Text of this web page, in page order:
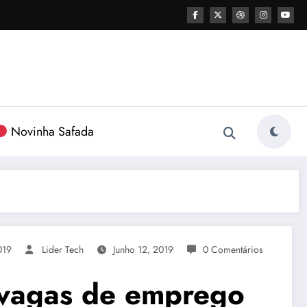
Novinha Safada
Lider Tech Junho 12, 2019 0 Comentários
de emprego